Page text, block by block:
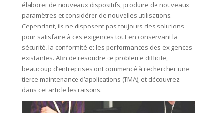
élaborer de nouveaux dispositifs, produire de nouveaux
paramètres et considérer de nouvelles utilisations.
Cependant, ils ne disposent pas toujours des solutions
pour satisfaire à ces exigences tout en conservant la
sécurité, la conformité et les performances des exigences
existantes. Afin de résoudre ce problème difficile,
beaucoup d’entreprises ont commencé à rechercher une
tierce maintenance d’applications (TMA), et découvrez
dans cet article les raisons.